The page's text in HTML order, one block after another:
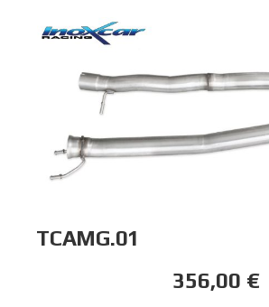
TCAMG.01
356,00 €